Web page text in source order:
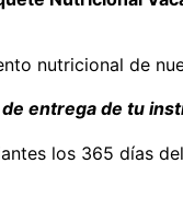
nutricional de
entrega de tu
los 365 días